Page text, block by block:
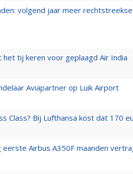
volgend jaar meer
het tij keren voor geplaagd Air India
Aviapartner op Luik Airport
Class? Bij Lufthansa kost dat 170
eerste Airbus A350F maanden